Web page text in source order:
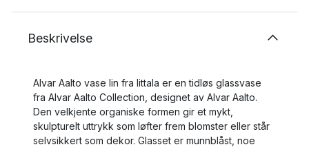
Beskrivelse
Alvar Aalto vase lin fra Iittala er en tidløs glassvase
fra Alvar Aalto Collection, designet av Alvar Aalto.
Den velkjente organiske formen gir et mykt,
skulpturelt uttrykk som løfter frem blomster eller står
selvsikkert som dekor. Glasset er munnblåst, noe